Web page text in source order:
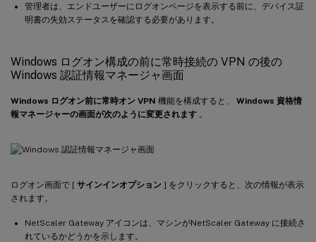
管理者は、エンドユーザーにログオンページを表示する前に、デバイス証
明書の失効ステータスを確認する必要があります。
Windows ログオン構成の前に常時接続の VPN の後の
Windows 認証情報マネージャ画面
Windows ログオン前に常時オン VPN 機能を構成すると、 Windows 資格情
報マネージャーの画面が次のように変更されます 。
ログオン画面で [ サインインオプション ] をクリックすると、次の情報が表示
されます。
NetScaler Gateway アイコンは、マシンがNetScaler Gateway に接続さ
れているかどうかを示します。